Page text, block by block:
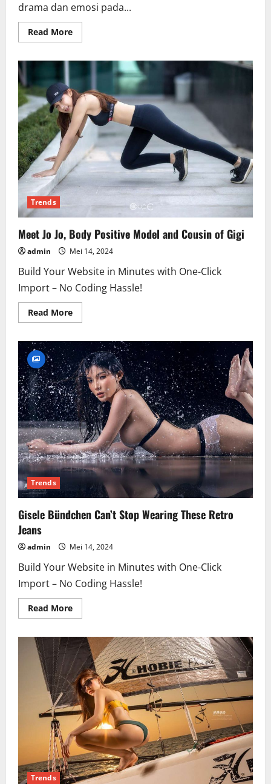
drama dan emosi pada...
Read MoreRead
more
Tapung
2026
Laga
Perdana:
Lindai
Sinau
Senama
Nenek
Jumpa
Tanah
Datar
Telak
3-
Trends
Meet Jo Jo, Body Positive Model and Cousin of Gigi
admin Mei 14, 2024
Build Your Website in Minutes with One-Click
Import – No Coding Hassle!
Read MoreRead
more
Jo
Jo,
Body
Positive
Model
and
Cousin
of
Gigi
Trends
Gisele Bündchen Can’t Stop Wearing These Retro
Jeans
admin Mei 14, 2024
Build Your Website in Minutes with One-Click
Import – No Coding Hassle!
Read MoreRead
more
Bündchen
Can’t
Stop
Wearing
These
Retro
Jeans
Trends